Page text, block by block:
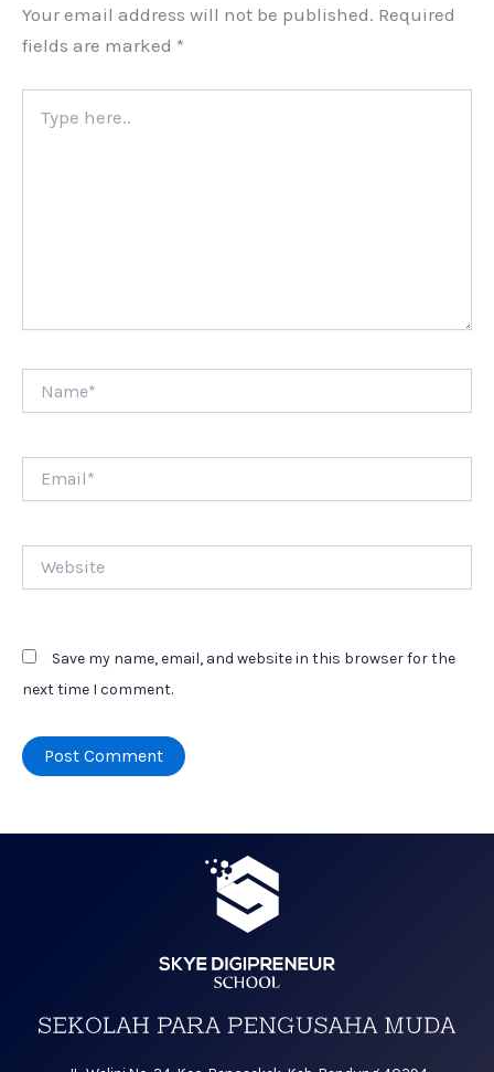
Your email address will not be published. Required
fields are marked *
here..
Save my name, email, and website in this browser for the
next time I comment.